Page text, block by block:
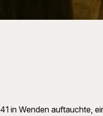
in Wenden auftauchte,